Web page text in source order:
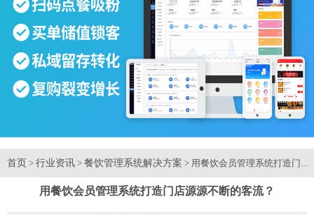
首页 > 行业资讯 > 餐饮管理系统解决方案 > 用餐饮会员管理系统打造门店
用餐饮会员管理系统打造门店源源不断的客流？